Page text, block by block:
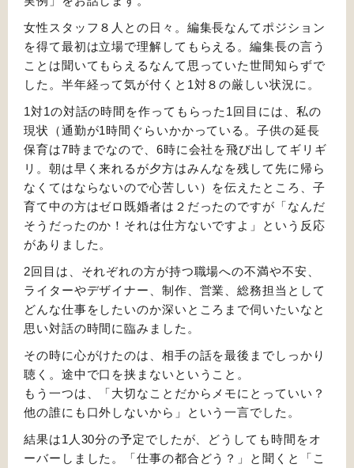
女性スタッフ８人との日々。編集長なんてポジション
を得て最初は立場で理解してもらえる。編集長の言う
ことは聞いてもらえるなんて思っていた世間知らずで
した。半年経って気が付くと1対８の厳しい状況に。
1対1の対話の時間を作ってもらった1回目には、私の
現状（通勤が1時間ぐらいかかっている。子供の延長
保育は7時までなので、6時に会社を飛び出してギリギ
リ。朝は早く来れるが夕方はみんなを残して先に帰ら
なくてはならないので心苦しい）を伝えたところ、子
育て中の方はゼロ既婚者は２だったのですが「なんだ
そうだったのか！それは仕方ないですよ」という反応
がありました。
2回目は、それぞれの方が持つ職場への不満や不安、
ライターやデザイナー、制作、営業、総務担当として
どんな仕事をしたいのか深いところまで伺いたいなと
思い対話の時間に臨みました。
その時に心がけたのは、相手の話を最後までしっかり
聴く。途中で口を挟まないということ。
もう一つは、「大切なことだからメモにとっていい？
他の誰にも口外しないから」という一言でした。
結果は1人30分の予定でしたが、どうしても時間をオ
ーバーしました。「仕事の都合どう？」と聞くと「こ